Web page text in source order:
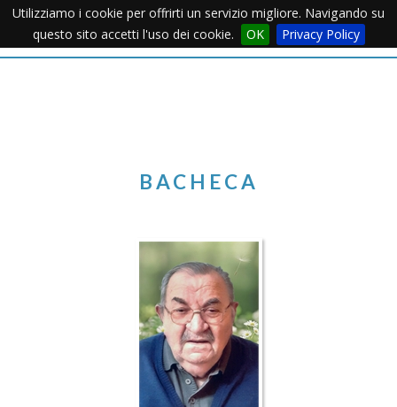
Utilizziamo i cookie per offrirti un servizio migliore. Navigando su
questo sito accetti l'uso dei cookie.
OK Privacy PolicyMenu
BACHECA